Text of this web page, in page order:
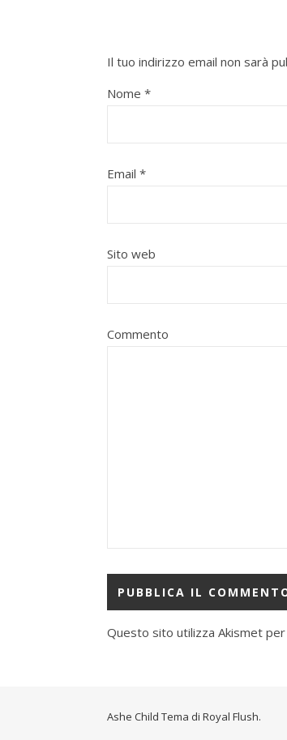
Il tuo indirizzo email non sarà
Nome *
Email *
Sito web
Commento
Questo sito utilizza Akismet
Ashe Child Tema di Royal Flush.